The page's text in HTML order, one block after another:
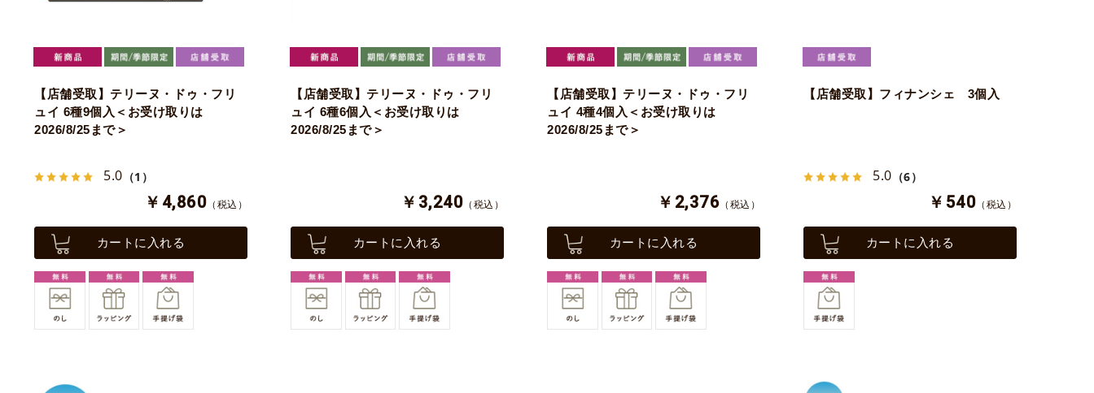
【店舗受取】テリーヌ・ドゥ・フリ
ュイ 6種9個入＜お受け取りは
2026/8/25まで＞
5.0 （1）
￥4,860 （税込）
カートに入れる
【店舗受取】テリーヌ・ドゥ・フリ
ュイ 6種6個入＜お受け取りは
2026/8/25まで＞
￥3,240 （税込）
カートに入れる
【店舗受取】テリーヌ・ドゥ・フリ
ュイ 4種4個入＜お受け取りは
2026/8/25まで＞
￥2,376 （税込）
カートに入れる
【店舗受取】フィナンシェ 3個入
5.0 （6）
￥540 （税込）
カートに入れる